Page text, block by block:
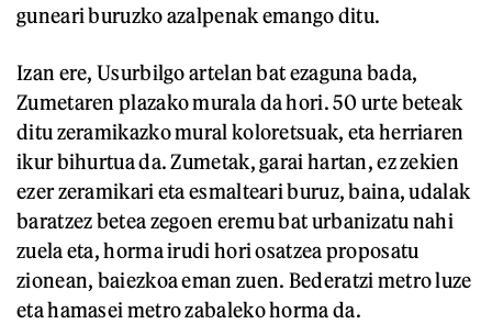
guneari buruzko azalpenak emango ditu.
Izan ere, Usurbilgo artelan bat ezaguna bada,
Zumetaren plazako murala da hori. 50 urte beteak
ditu zeramikazko mural koloretsuak, eta herriaren
ikur bihurtua da. Zumetak, garai hartan, ez zekien
ezer zeramikari eta esmalteari buruz, baina, udalak
baratzez betea zegoen eremu bat urbanizatu nahi
zuela eta, horma irudi hori osatzea proposatu
zionean, baiezkoa eman zuen. Bederatzi metro luze
eta hamasei metro zabaleko horma da.